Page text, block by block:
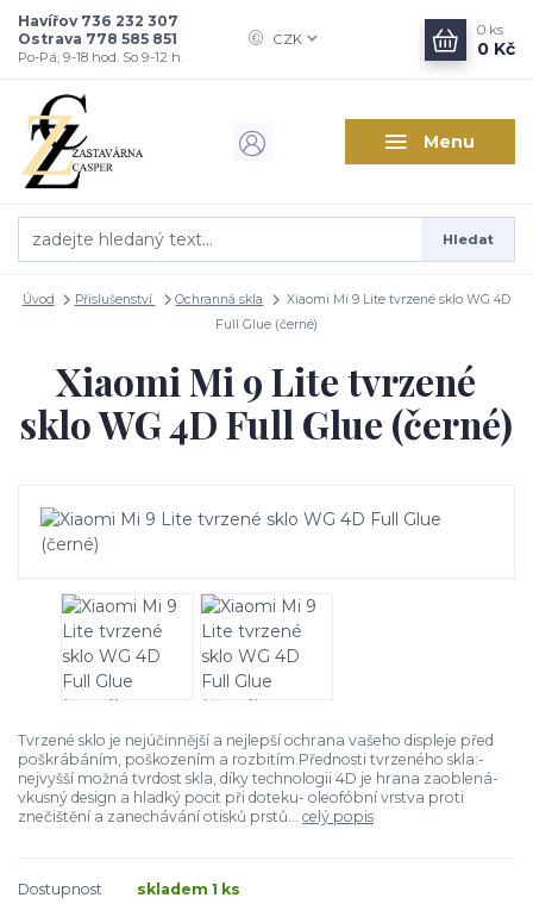
Menu
CZK
Hledat
Havířov 736 232 307
Ostrava 778 585 851
Po-Pá, 9-18 hod. So 9-12 h.
0 ks
0 Kč
Úvod Příslušenství Ochranná skla
Xiaomi Mi 9 Lite tvrzené sklo WG 4D
Full Glue (černé)
Xiaomi Mi 9 Lite tvrzené
sklo WG 4D Full Glue (černé)
Tvrzené sklo je nejúčinnější a nejlepší ochrana vašeho displeje před
poškrábáním, poškozením a rozbitím.Přednosti tvrzeného skla:-
nejvyšší možná tvrdost skla, díky technologii 4D je hrana zaoblená-
vkusný design a hladký pocit při doteku- oleofóbní vrstva proti
znečištění a zanechávání otisků prstů... celý popis
Dostupnost
skladem 1 ks